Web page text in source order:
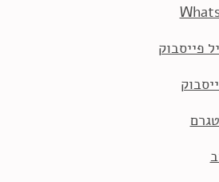
פייסבוק